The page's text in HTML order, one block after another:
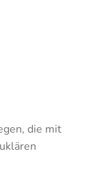
die mit